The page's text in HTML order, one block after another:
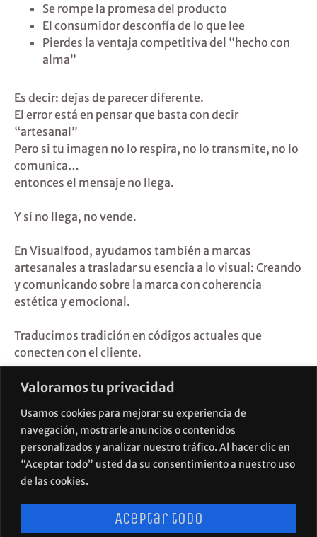
Valoramos tu privacidad
Usamos cookies para mejorar su experiencia de
navegación, mostrarle anuncios o contenidos
personalizados y analizar nuestro tráfico. Al hacer clic en
“Aceptar todo” usted da su consentimiento a nuestro uso
de las cookies.
Aceptar todo
Se rompe la promesa del producto
El consumidor desconfía de lo que lee
Pierdes la ventaja competitiva del “hecho con
alma”
Es decir: dejas de parecer diferente.
El error está en pensar que basta con decir
“artesanal”
Pero si tu imagen no lo respira, no lo transmite, no lo
comunica…
entonces el mensaje no llega.
Y si no llega, no vende.
En Visualfood, ayudamos también a marcas
artesanales a trasladar su esencia a lo visual: Creando
y comunicando sobre la marca con coherencia
estética y emocional.
Traducimos tradición en códigos actuales que
conecten con el cliente.
Porque no hay nada más moderno que una marca
¿Tu etiqueta está diciendo lo que tú quieres… o lo
que parece?